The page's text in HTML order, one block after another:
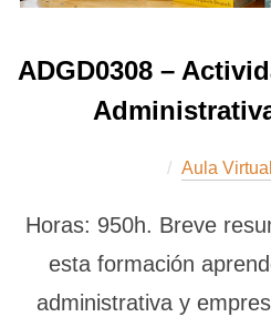
ADGD0308 –
Aula Virtual
Horas: 950h. Breve
esta formación
administrativa y